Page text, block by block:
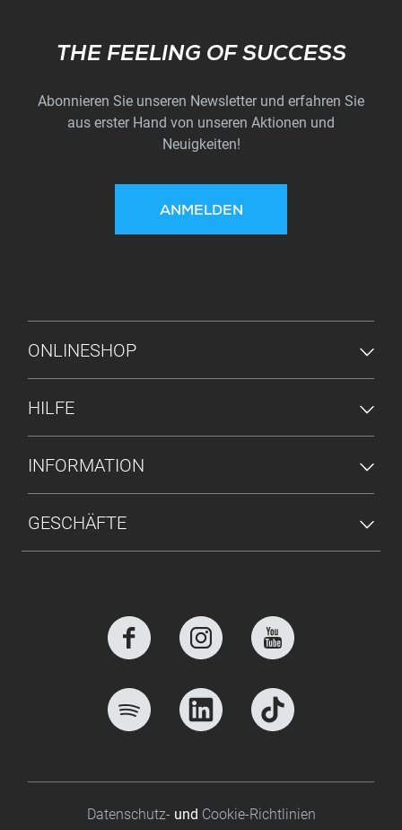
Subscribe
THE FEELING OF SUCCESS
Abonnieren Sie unseren Newsletter und erfahren Sie
aus erster Hand von unseren Aktionen und
Neuigkeiten!
ANMELDEN
FUSSZEILENMENÜ
ONLINESHOP
HILFE
INFORMATION
GESCHÄFTE
Footer bottomDatenschutz- und Cookie-Richtlinien